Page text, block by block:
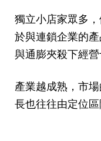
獨立小店家眾多
於與連鎖企業的
與通膨夾殺下經營
產業越成熟，市
長也往往由定位區